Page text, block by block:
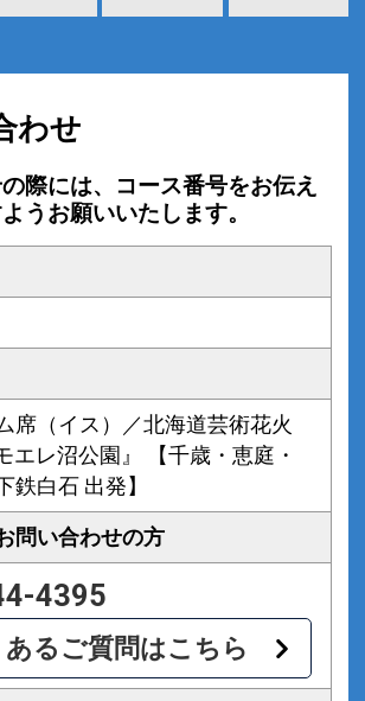
わせ
際には、コース番号をお伝え
うお願いいたします。
席（イス）／北海道芸術花火
レ沼公園』 【千歳・恵庭・
鉄白石 出発】
問い合わせの方
4395
あるご質問はこちら